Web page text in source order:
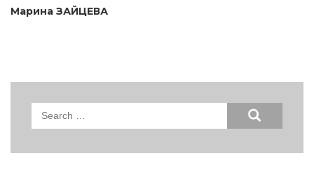
Марина ЗАЙЦЕВА
Search